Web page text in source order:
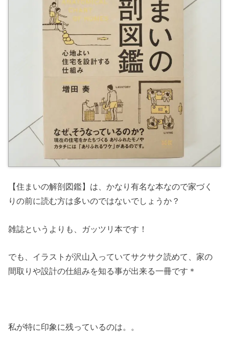
【住まいの解剖図鑑】は、かなり有名な本なので家づく
りの前に読む方は多いのではないでしょうか？
雑誌というよりも、ガッツリ本です！
でも、イラストが沢山入っていてサクサク読めて、家の
間取りや設計の仕組みを知る事が出来る一冊です＊
私が特に印象に残っているのは。。